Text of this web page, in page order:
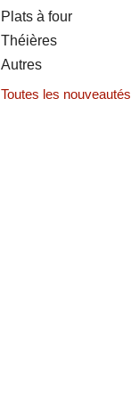
Plats à four
Théières
Autres
Toutes les nouveautés